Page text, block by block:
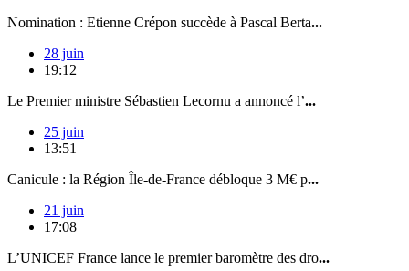
Nomination : Etienne Crépon succède à Pascal Berta...
28 juin
19:12
Le Premier ministre Sébastien Lecornu a annoncé l’...
25 juin
13:51
Canicule : la Région Île-de-France débloque 3 M€ p...
21 juin
17:08
L’UNICEF France lance le premier baromètre des dro...